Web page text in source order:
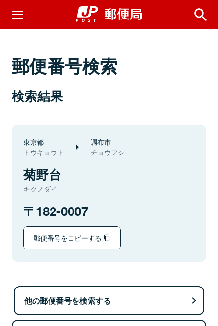
郵便番号検索
検索結果
東京都
トウキョウト
調布市
チョウフシ
菊野台
キクノダイ
182-0007
郵便番号をコピーする
他の郵便番号を検索する